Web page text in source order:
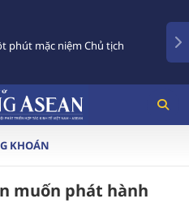
Hợp tác khoa học,
quan hệ Việt Nam -
KHOÁN
muốn phát hành